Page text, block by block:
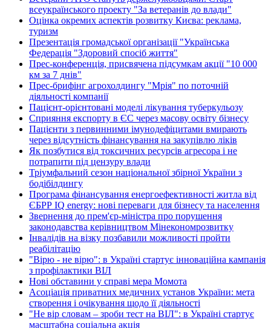
всеукраїнського проекту "За ветеранів до влади"
Оцінка окремих аспектів розвитку Києва: реклама,
туризм
Презентація громадської організації "Українська
Федерація "Здоровий спосіб життя"
Прес-конференція, присвячена підсумкам акції "10 000
км за 7 днів"
Прес-брифінг агрохолдингу "Мрія" по поточній
діяльності компанії
Пацієнт-орієнтовані моделі лікування туберкульозу
Сприяння експорту в ЄС через масову освіту бізнесу
Пацієнти з первинними імунодефіцитами вмирають
через відсутність фінансування на закупівлю ліків
Як позбутися від токсичних ресурсів агресора і не
потрапити під цензуру влади
Тріумфальний сезон національної збірної України з
бодібілдингу
Програма фінансування енергоефективності житла від
ЄБРР IQ energy: нові переваги для бізнесу та населення
Звернення до прем'єр-міністра про порушення
законодавства керівництвом Мінекономрозвитку
Інвалідів на візку позбавили можливості пройти
реабілітацію
"Вірю - не вірю": в Україні стартує інноваційна кампанія
з профілактики ВІЛ
Нові обставини у справі мера Момота
Асоціація приватних медичних установ України: мета
створення і очікування щодо її діяльності
"Не вір словам – зроби тест на ВІЛ": в Україні стартує
масштабна соціальна акція